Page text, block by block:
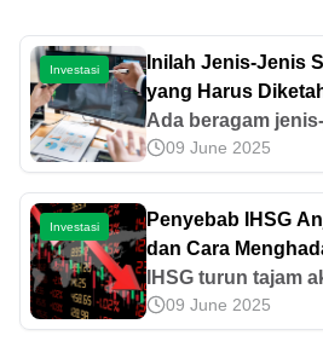
Investasi
Inilah Jenis-Jenis
yang Harus
Ada beragam
harus diketahui,
saham preferen,
tahu informasi
09 June 2025
Investasi
Penyebab IHSG
dan Cara
IHSG turun tajam
dan panic selling.
IHSG anjlok dan
09 June 2025